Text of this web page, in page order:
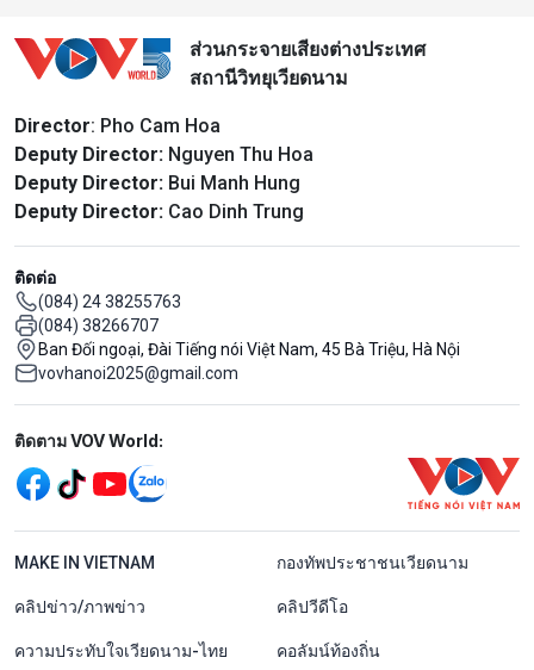
ส่วนกระจายเสียงต่างประเทศ
สถานีวิทยุเวียดนาม
Director: Pho Cam Hoa
Deputy Director: Nguyen Thu Hoa
Deputy Director: Bui Manh Hung
Deputy Director: Cao Dinh Trung
ติดต่อ
(084) 24 38255763
(084) 38266707
Ban Đối ngoại, Đài Tiếng nói Việt Nam, 45 Bà Triệu, Hà Nội
vovhanoi2025@gmail.com
Mạng xã hội
ติดตาม VOV World:
menu footer tiếng Thái
MAKE IN VIETNAM กองทัพประชาชนเวียดนาม
คลิปข่าว/ภาพข่าว คลิปวีดีโอ
ความประทับใจเวียดนาม-ไทย คอลัมน์ท้องถิ่น